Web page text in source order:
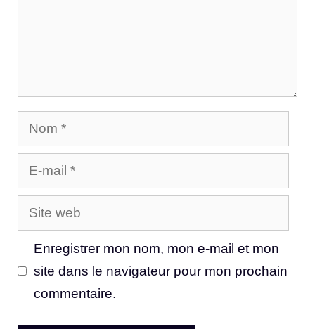
Nom
E-
mail
Site
web
Enregistrer mon nom, mon e-mail et mon
site dans le navigateur pour mon prochain
commentaire.